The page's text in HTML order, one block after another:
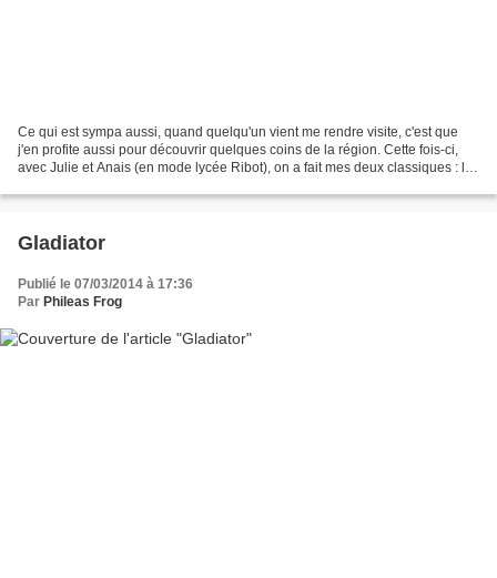
Ce qui est sympa aussi, quand quelqu'un vient me rendre visite, c'est que
j'en profite aussi pour découvrir quelques coins de la région. Cette fois-ci,
avec Julie et Anais (en mode lycée Ribot), on a fait mes deux classiques : la
Gladiator
Publié le 07/03/2014 à 17:36
Par Phileas Frog